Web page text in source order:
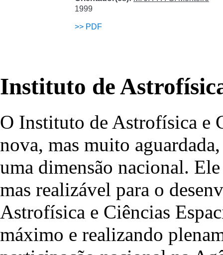
1999
>> PDF
Instituto de
O Instituto de Astrofísica e
nova, mas muito
uma dimensão nacional.
mas realizável para o
Astrofísica e Ciências
máximo e realizando